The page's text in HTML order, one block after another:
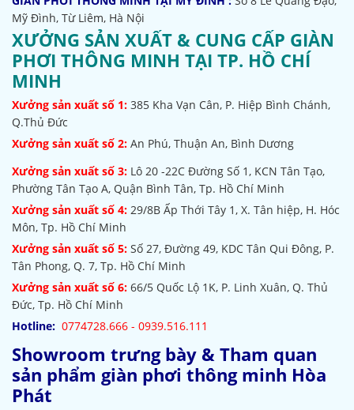
Mỹ Đình, Từ Liêm, Hà Nội
XƯỞNG SẢN XUẤT & CUNG CẤP GIÀN
PHƠI THÔNG MINH TẠI TP. HỒ CHÍ
MINH
Xưởng sản xuất số 1: 385 Kha Vạn Cân, P. Hiệp Bình Chánh,
Q.Thủ Đức
Xưởng sản xuất số 2: An Phú, Thuận An, Bình Dương
Xưởng sản xuất số 3: Lô 20 -22C Đường Số 1, KCN Tân Tạo,
Phường Tân Tạo A, Quận Bình Tân, Tp. Hồ Chí Minh
Xưởng sản xuất số 4: 29/8B Ấp Thới Tây 1, X. Tân hiệp, H. Hóc
Môn, Tp. Hồ Chí Minh
Xưởng sản xuất số 5: Số 27, Đường 49, KDC Tân Qui Đông, P.
Tân Phong, Q. 7, Tp. Hồ Chí Minh
Xưởng sản xuất số 6: 66/5 Quốc Lộ 1K, P. Linh Xuân, Q. Thủ
Đức, Tp. Hồ Chí Minh
Hotline: 0774728.666 - 0939.516.111
Showroom trưng bày & Tham quan
sản phẩm giàn phơi thông minh Hòa
Phát